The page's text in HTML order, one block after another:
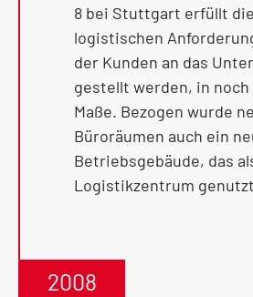
8 bei Stuttgart erfüllt
logistischen
der Kunden an das
gestellt werden, in
Maße. Bezogen wurde
Büroräumen auch ein
Betriebsgebäude, das
Logistikzentrum
2008